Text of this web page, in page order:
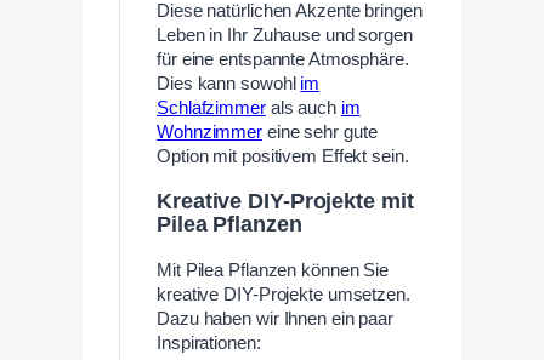
Diese natürlichen Akzente bringen
Leben in Ihr Zuhause und sorgen
für eine entspannte Atmosphäre.
Dies kann sowohl im
Schlafzimmerals auch im
Wohnzimmer eine sehr gute
Option mit positivem Effekt sein.
Kreative DIY-Projekte mit
Pilea Pflanzen
Mit Pilea Pflanzen können Sie
kreative DIY-Projekte umsetzen.
Dazu haben wir Ihnen ein paar
Inspirationen: